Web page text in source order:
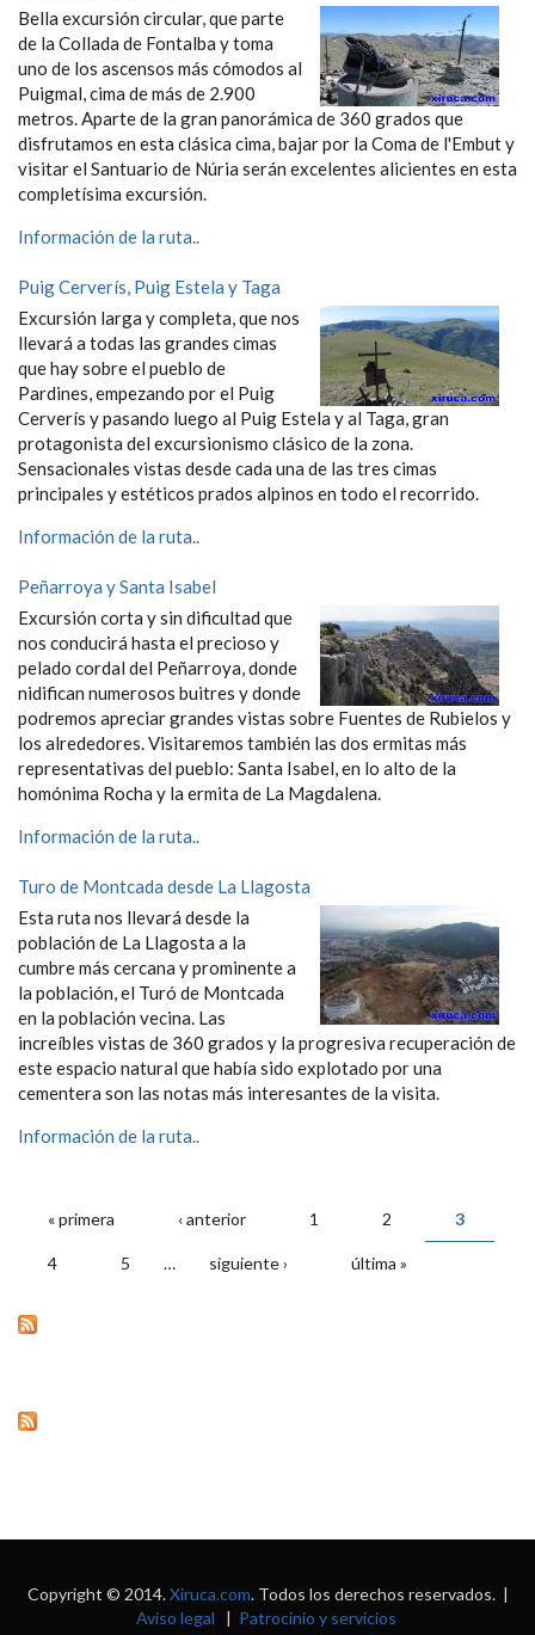
Bella excursión circular, que parte
de la Collada de Fontalba y toma
uno de los ascensos más cómodos al
Puigmal, cima de más de 2.900
metros. Aparte de la gran panorámica de 360 grados que
disfrutamos en esta clásica cima, bajar por la Coma de l'Embut y
visitar el Santuario de Núria serán excelentes alicientes en esta
completísima excursión.
Información de la ruta..
Puig Cerverís, Puig Estela y Taga
Excursión larga y completa, que nos
llevará a todas las grandes cimas
que hay sobre el pueblo de
Pardines, empezando por el Puig
Cerverís y pasando luego al Puig Estela y al Taga, gran
protagonista del excursionismo clásico de la zona.
Sensacionales vistas desde cada una de las tres cimas
principales y estéticos prados alpinos en todo el recorrido.
Información de la ruta..
Peñarroya y Santa Isabel
Excursión corta y sin dificultad que
nos conducirá hasta el precioso y
pelado cordal del Peñarroya, donde
nidifican numerosos buitres y donde
podremos apreciar grandes vistas sobre Fuentes de Rubielos y
los alrededores. Visitaremos también las dos ermitas más
representativas del pueblo: Santa Isabel, en lo alto de la
homónima Rocha y la ermita de La Magdalena.
Información de la ruta..
Turo de Montcada desde La Llagosta
Esta ruta nos llevará desde la
población de La Llagosta a la
cumbre más cercana y prominente a
la población, el Turó de Montcada
en la población vecina. Las
increíbles vistas de 360 grados y la progresiva recuperación de
este espacio natural que había sido explotado por una
cementera son las notas más interesantes de la visita.
Información de la ruta..
PÁGINAS
« primera ‹ anterior 1 2 3
4 5 … siguiente › última »
Copyright © 2014.Xiruca.com. Todos los derechos reservados. |
Aviso legal | Patrocinio y servicios